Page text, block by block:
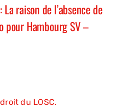
raison de l’absence de
pour Hambourg SV –